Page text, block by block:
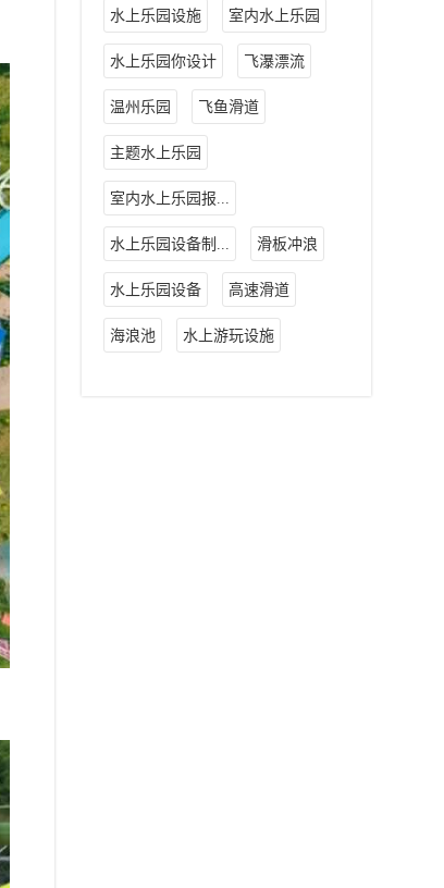
水上乐园设施 室内水上乐园
水上乐园你设计 飞瀑漂流
温州乐园 飞鱼滑道
主题水上乐园
室内水上乐园报...
水上乐园设备制... 滑板冲浪
水上乐园设备 高速滑道
海浪池 水上游玩设施